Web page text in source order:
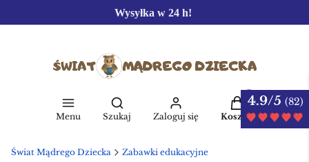
Wysyłka w 24 h!
Menu
Otwórz wyszukiwarkę
Szukaj Zaloguj się
Produkty w
Koszyk
Świat Mądrego Dziecka Zabawki edukacyjne
4.9/5 (82)